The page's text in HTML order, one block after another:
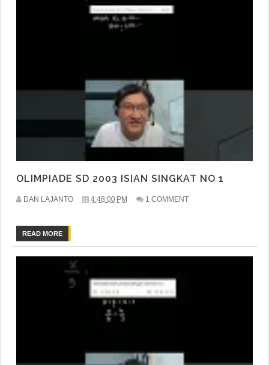
OLIMPIADE SD 2003 ISIAN SINGKAT NO 1
DAN LAJANTO 4:48:00 PM 1 COMMENT
READ MORE